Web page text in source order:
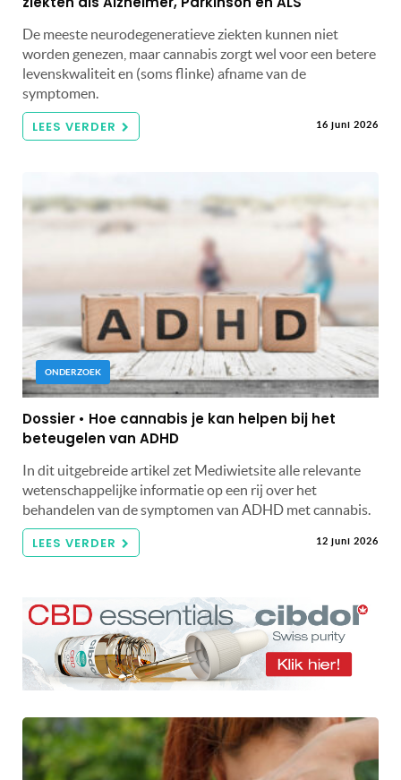
De meeste neurodegeneratieve ziekten kunnen niet
worden genezen, maar cannabis zorgt wel voor een betere
levenskwaliteit en (soms flinke) afname van de
symptomen.
LEES VERDER 16 juni 2026
ONDERZOEK
Dossier • Hoe cannabis je kan helpen bij het
beteugelen van ADHD
In dit uitgebreide artikel zet Mediwietsite alle relevante
wetenschappelijke informatie op een rij over het
behandelen van de symptomen van ADHD met cannabis.
LEES VERDER 12 juni 2026